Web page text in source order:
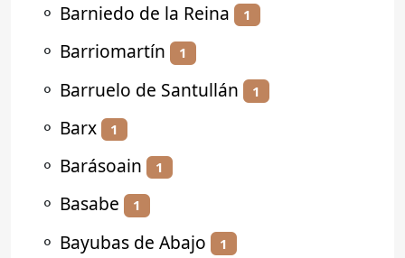
⚬ Barniedo de la Reina 1
⚬ Barriomartín 1
⚬ Barruelo de Santullán 1
⚬ Barx 1
⚬ Barásoain 1
⚬ Basabe 1
⚬ Bayubas de Abajo 1